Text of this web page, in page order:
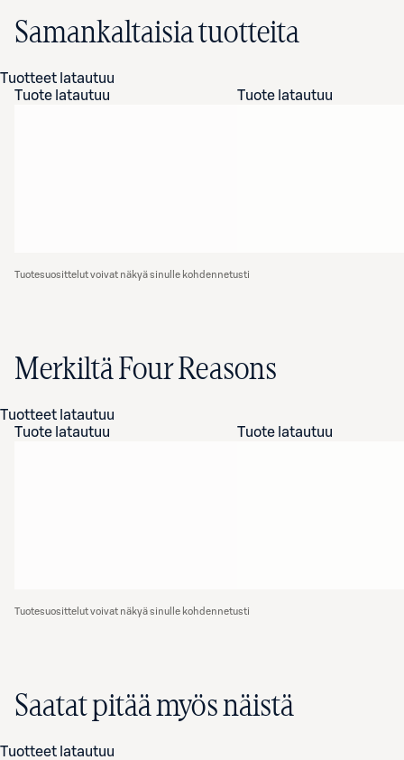
Samankaltaisia tuotteita
Tuotteet latautuu
Tuote latautuu
Tuote latautuu
Tuotesuosittelut voivat näkyä sinulle kohdennetusti
Merkiltä Four Reasons
Tuotteet latautuu
Tuote latautuu
Tuote latautuu
Tuotesuosittelut voivat näkyä sinulle kohdennetusti
Saatat pitää myös näistä
Tuotteet latautuu